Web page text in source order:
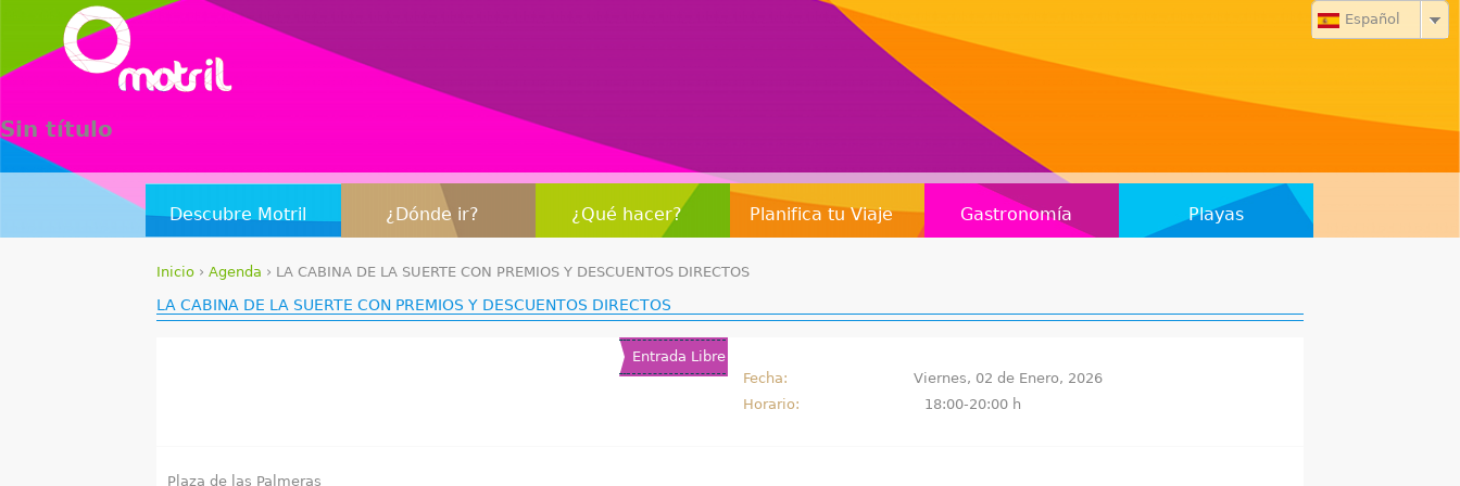
Sin título
Español
Descubre Motril ¿Dónde ir? ¿Qué hacer? Planifica tu Viaje Gastronomía Playas
S
c
Inicio ›Agenda › LA CABINA DE LA SUERTE CON PREMIOS Y DESCUENTOS DIRECTOS
LA CABINA DE LA SUERTE CON PREMIOS Y DESCUENTOS DIRECTOS
Entrada Libre
Fecha:
Viernes, 02 de Enero, 2026
Horario:
18:00-20:00 h
Plaza de las Palmeras